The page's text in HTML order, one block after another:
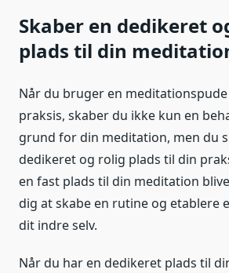
Skaber en dedikeret
plads til din
Når du bruger en
praksis, skaber du ikke kun en
grund for din meditation, men du
dedikeret og rolig plads til din
en fast plads til din meditation
dig at skabe en rutine og etablere
dit indre selv.
Når du har en dedikeret plads til